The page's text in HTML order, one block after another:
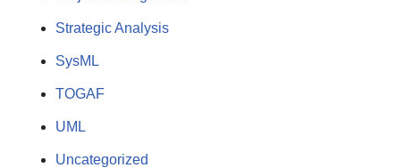
Strategic Analysis
SysML
TOGAF
UML
Uncategorized